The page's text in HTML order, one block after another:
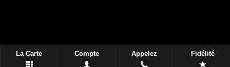
La Carte Compte Appelez Fidélité